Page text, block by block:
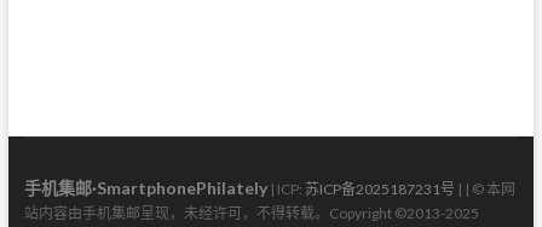
手机集邮·SmartphonePhilately| ICP: 苏ICP备2025187231号 | | © 本网
站内容由手机集邮呈现，未经许可，不得转载。Copyright ©2013-2025